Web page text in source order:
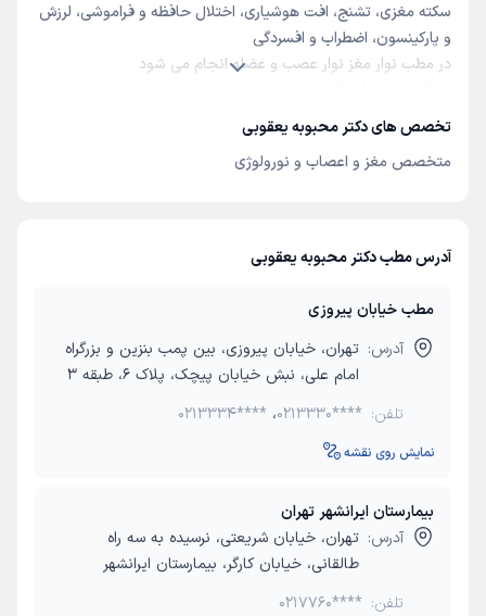
سکته مغزی، تشنج، افت هوشیاری، اختلال حافظه و فراموشی، لرزش
و پارکینسون، اضطراب و افسردگی
در مطب نوار مغز نوار عصب و عضله انجام می شود
تخصص های دکتر محبوبه یعقوبی
متخصص مغز و اعصاب و نورولوژی
آدرس مطب دکتر محبوبه یعقوبی
مطب خیابان پیروزی
آدرس: تهران، خیابان پیروزی، بین پمب بنزین و بزرگراه
امام علی، نبش خیابان پیچک، پلاک 6، طبقه 3
تلفن:
0213334**** ،0213330****
نمایش روی نقشه
بیمارستان ایرانشهر تهران
آدرس: تهران، خیابان شریعتی، نرسیده به سه راه
طالقانی، خیابان کارگر، بیمارستان ایرانشهر
تلفن: 0217760****